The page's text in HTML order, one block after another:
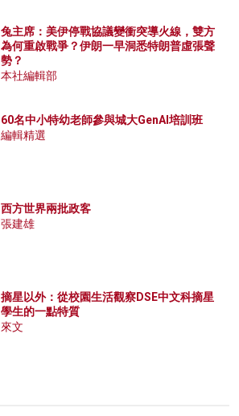
兔主席：美伊停戰協議變衝突導火線，雙方
為何重啟戰爭？伊朗一早洞悉特朗普虛張聲
勢？
本社編輯部
60名中小特幼老師參與城大GenAI培訓班
編輯精選
西方世界兩批政客
張建雄
摘星以外：從校園生活觀察DSE中文科摘星
學生的一點特質
來文